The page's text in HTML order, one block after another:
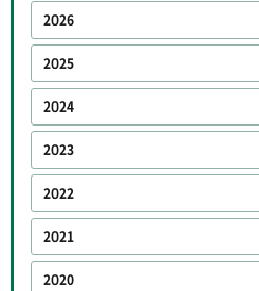
2026
2025
2024
2023
2022
2021
2020